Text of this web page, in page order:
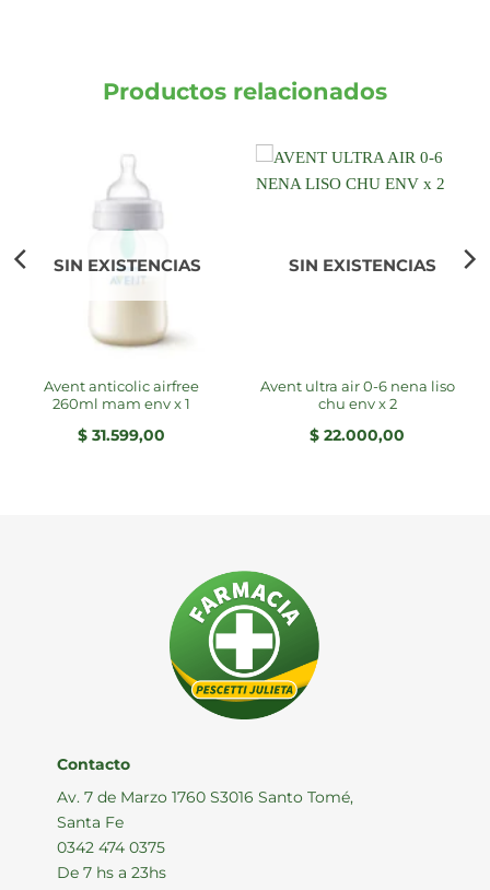
Productos relacionados
SIN EXISTENCIAS
avent anticolic airfree
260ml mam env x 1
$ 31.599,00
SIN EXISTENCIAS
avent ultra air 0-6 nena liso
chu env x 2
$ 22.000,00
Contacto
Av. 7 de Marzo 1760 S3016 Santo Tomé,
Santa Fe
0342 474 0375
De 7 hs a 23hs